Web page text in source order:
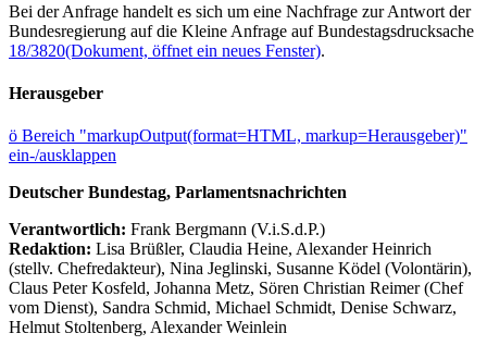
Bei der Anfrage handelt es sich um eine Nachfrage zur Antwort der
Bundesregierung auf die Kleine Anfrage auf Bundestagsdrucksache
18/3820(Dokument, öffnet ein neues Fenster).
Herausgeber
ö Bereich "markupOutput(format=HTML, markup=Herausgeber)"
ein-/ausklappen
Deutscher Bundestag, Parlamentsnachrichten
Verantwortlich: Frank Bergmann (V.i.S.d.P.)
Redaktion: Lisa Brüßler, Claudia Heine, Alexander Heinrich
(stellv. Chefredakteur), Nina Jeglinski, Susanne Ködel (Volontärin),
Claus Peter Kosfeld, Johanna Metz, Sören Christian Reimer (Chef
vom Dienst), Sandra Schmid, Michael Schmidt, Denise Schwarz,
Helmut Stoltenberg, Alexander Weinlein